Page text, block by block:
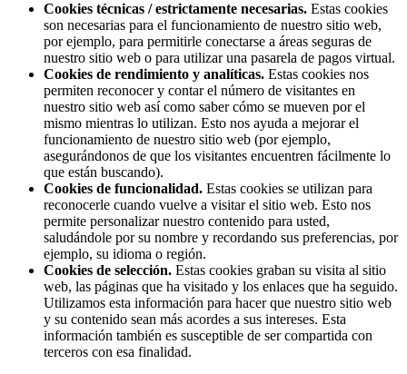
Cookies técnicas / estrictamente necesarias. Estas cookies
son necesarias para el funcionamiento de nuestro sitio web,
por ejemplo, para permitirle conectarse a áreas seguras de
nuestro sitio web o para utilizar una pasarela de pagos virtual.
Cookies de rendimiento y analíticas. Estas cookies nos
permiten reconocer y contar el número de visitantes en
nuestro sitio web así como saber cómo se mueven por el
mismo mientras lo utilizan. Esto nos ayuda a mejorar el
funcionamiento de nuestro sitio web (por ejemplo,
asegurándonos de que los visitantes encuentren fácilmente lo
que están buscando).
Cookies de funcionalidad. Estas cookies se utilizan para
reconocerle cuando vuelve a visitar el sitio web. Esto nos
permite personalizar nuestro contenido para usted,
saludándole por su nombre y recordando sus preferencias, por
ejemplo, su idioma o región.
Cookies de selección. Estas cookies graban su visita al sitio
web, las páginas que ha visitado y los enlaces que ha seguido.
Utilizamos esta información para hacer que nuestro sitio web
y su contenido sean más acordes a sus intereses. Esta
información también es susceptible de ser compartida con
terceros con esa finalidad.